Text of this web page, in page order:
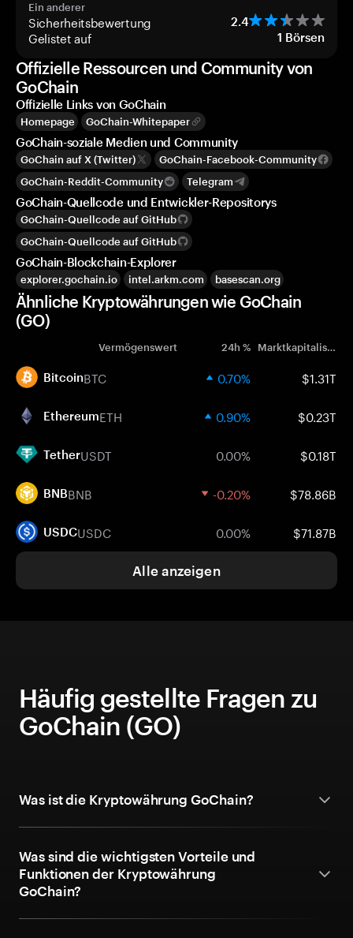
Ein anderer
Sicherheitsbewertung 2.4
Gelistet auf 1 Börsen
Offizielle Ressourcen und Community von
GoChain
Offizielle Links von GoChain
Homepage GoChain-Whitepaper
GoChain-soziale Medien und Community
GoChain auf X (Twitter)
GoChain-Facebook-Community
GoChain-Reddit-Community
Telegram
GoChain-Quellcode und Entwickler-Repositorys
GoChain-Quellcode auf GitHub
GoChain-Quellcode auf GitHub
GoChain-Blockchain-Explorer
explorer.gochain.io intel.arkm.com basescan.org
Ähnliche Kryptowährungen wie GoChain
(GO)
Vermögenswert 24h % Marktkapitalisierung
BitcoinBTC 0.70% $1.31T
EthereumETH 0.90% $0.23T
TetherUSDT 0.00% $0.18T
BNBBNB -0.20% $78.86B
USDCUSDC 0.00% $71.87B
Alle anzeigen
Häufig gestellte Fragen zu
GoChain (GO)
Was ist die Kryptowährung GoChain?
Was sind die wichtigsten Vorteile und
Funktionen der Kryptowährung
GoChain?